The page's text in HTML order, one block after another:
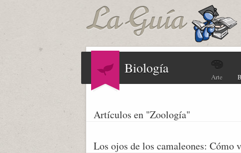
Biología
Arte
Artículos en "Zoología"
Los ojos de los camaleones: Cómo